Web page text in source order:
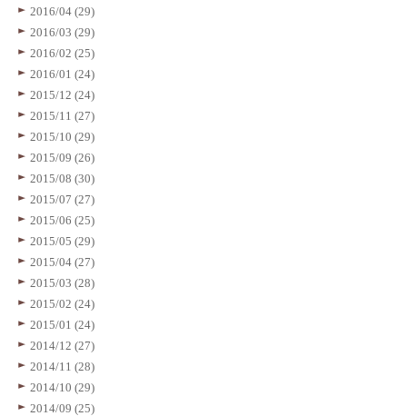
2016/04 (29)
2016/03 (29)
2016/02 (25)
2016/01 (24)
2015/12 (24)
2015/11 (27)
2015/10 (29)
2015/09 (26)
2015/08 (30)
2015/07 (27)
2015/06 (25)
2015/05 (29)
2015/04 (27)
2015/03 (28)
2015/02 (24)
2015/01 (24)
2014/12 (27)
2014/11 (28)
2014/10 (29)
2014/09 (25)